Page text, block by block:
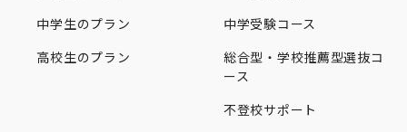
中学生のプラン
高校生のプラン
中学受験コース
総合型・学校推薦型選抜コ
ース
不登校サポート